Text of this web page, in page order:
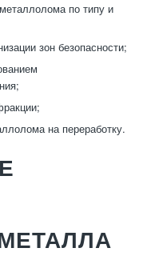
по типу и
зон безопасности;
на переработку.